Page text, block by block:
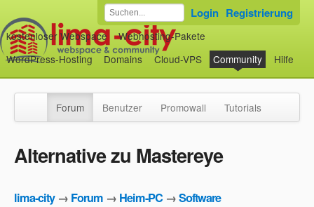
kostenloser Webspace
Webhosting-Pakete
WordPress-Hosting
Domains Cloud-VPS Community Hilfe
Login Registrierung
Forum Benutzer Promowall Tutorials
Alternative zu Mastereye
lima-city→ Forum → Heim-PC →Software